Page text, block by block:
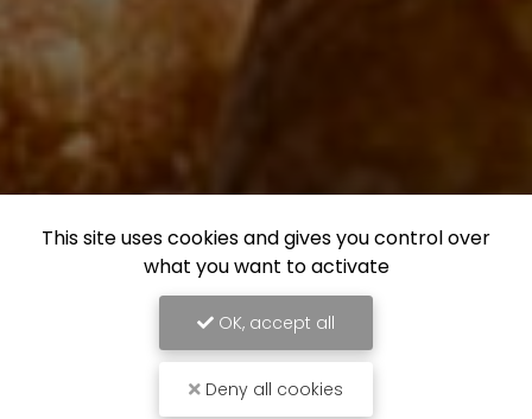
This site uses cookies and gives you control over
what you want to activate
OK, accept all
Deny all cookies